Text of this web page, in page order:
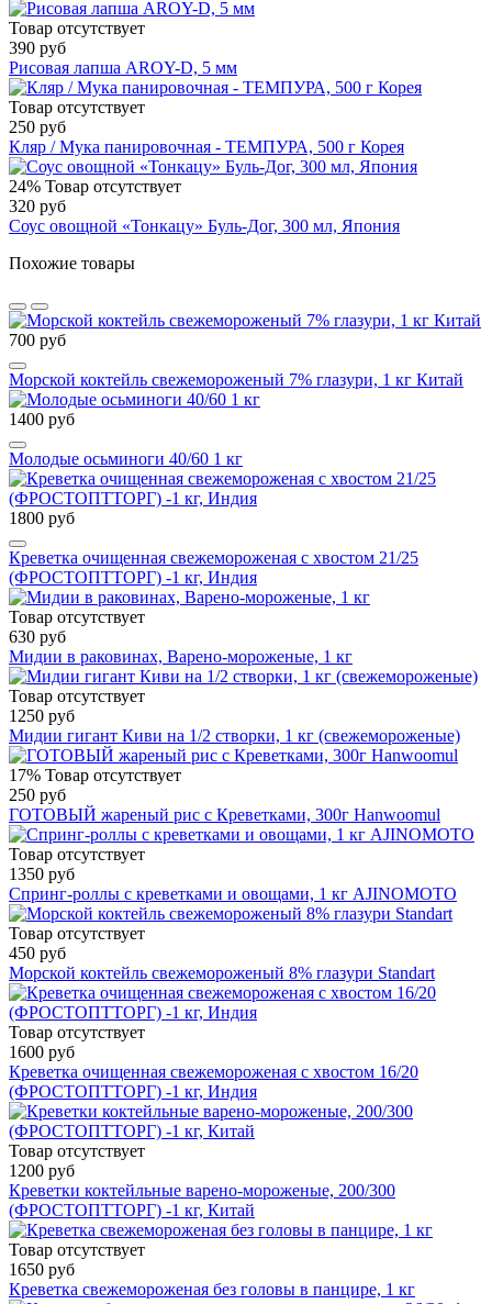
Товар отсутствует
390 руб
Рисовая лапша AROY-D, 5 мм
Товар отсутствует
250 руб
Кляр / Мука панировочная - ТЕМПУРА, 500 г Корея
24% Товар отсутствует
320 руб
Соус овощной «Тонкацу» Буль-Дог, 300 мл, Япония
Похожие товары
700 руб
Морской коктейль свежемороженый 7% глазури, 1 кг Китай
1400 руб
Молодые осьминоги 40/60 1 кг
1800 руб
Креветка очищенная свежемороженая с хвостом 21/25
(ФРОСТОПТТОРГ) -1 кг, Индия
Товар отсутствует
630 руб
Мидии в раковинах, Варено-мороженые, 1 кг
Товар отсутствует
1250 руб
Мидии гигант Киви на 1/2 створки, 1 кг (свежемороженые)
17% Товар отсутствует
250 руб
ГОТОВЫЙ жареный рис с Креветками, 300г Hanwoomul
Товар отсутствует
1350 руб
Спринг-роллы с креветками и овощами, 1 кг AJINOMOTO
Товар отсутствует
450 руб
Морской коктейль свежемороженый 8% глазури Standart
Товар отсутствует
1600 руб
Креветка очищенная свежемороженая с хвостом 16/20
(ФРОСТОПТТОРГ) -1 кг, Индия
Товар отсутствует
1200 руб
Креветки коктейльные варено-мороженые, 200/300
(ФРОСТОПТТОРГ) -1 кг, Китай
Товар отсутствует
1650 руб
Креветка свежемороженая без головы в панцире, 1 кг